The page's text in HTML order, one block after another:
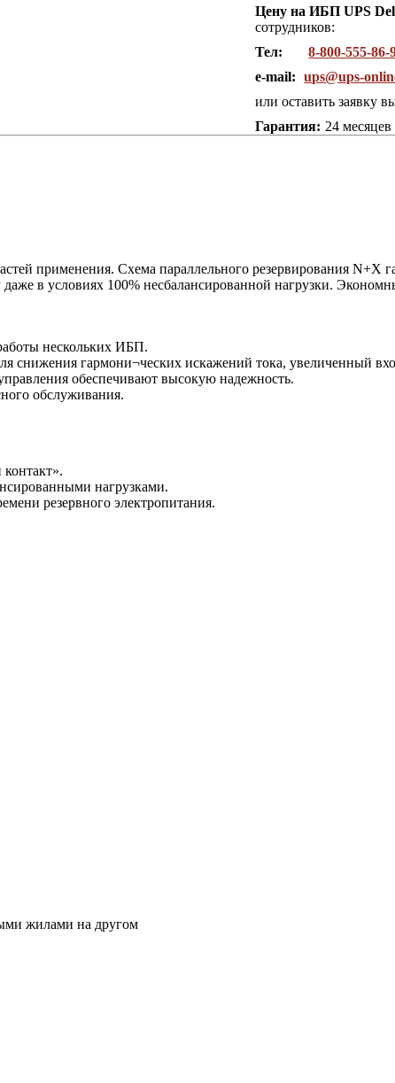
Цену на ИБП UPS
сотрудников:
Тел:
8-800-555-86-
e-mail:
ups@ups-
или оставить заявку
Гарантия: 24 месяцев
применения. Схема параллельного резервирования N+X
в условиях 100% несбалансированной нагрузки.
нескольких ИБП.
снижения гармони¬ческих искажений тока, увеличенный
обеспечивают высокую надежность.
обслуживания.
нагрузками.
резервного электропитания.
жилами на другом